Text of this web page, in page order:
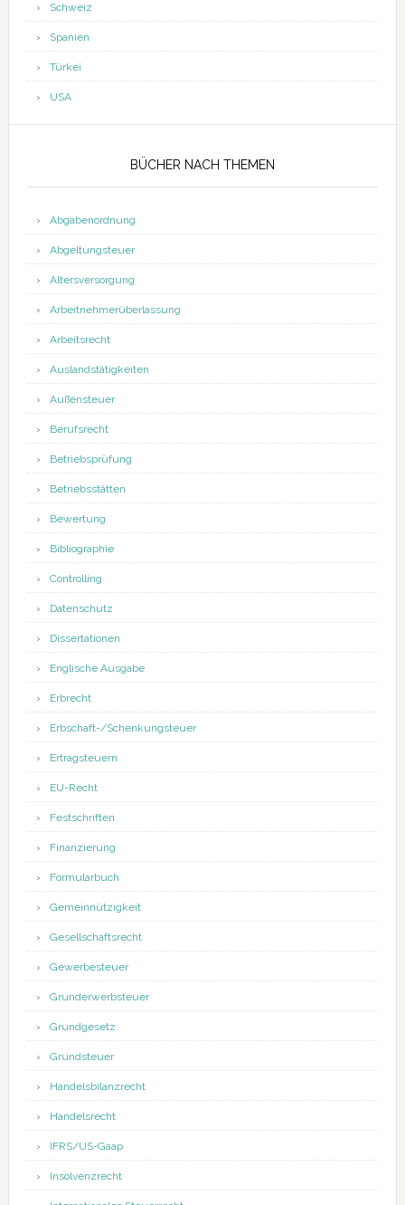
Schweiz
Spanien
Türkei
USA
BÜCHER NACH THEMEN
Abgabenordnung
Abgeltungsteuer
Altersversorgung
Arbeitnehmerüberlassung
Arbeitsrecht
Auslandstätigkeiten
Außensteuer
Berufsrecht
Betriebsprüfung
Betriebsstätten
Bewertung
Bibliographie
Controlling
Datenschutz
Dissertationen
Englische Ausgabe
Erbrecht
Erbschaft-/Schenkungsteuer
Ertragsteuern
EU-Recht
Festschriften
Finanzierung
Formularbuch
Gemeinnützigkeit
Gesellschaftsrecht
Gewerbesteuer
Grunderwerbsteuer
Grundgesetz
Grundsteuer
Handelsbilanzrecht
Handelsrecht
IFRS/US-Gaap
Insolvenzrecht